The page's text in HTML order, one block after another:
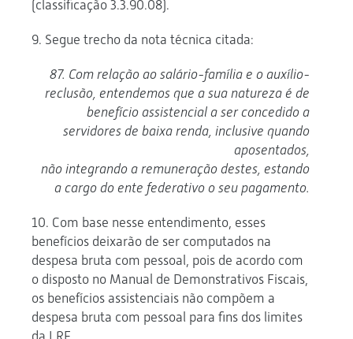
(classificação 3.3.90.08).
9. Segue trecho da nota técnica citada:
87. Com relação ao salário-família e o auxílio-
reclusão, entendemos que a sua natureza é de
benefício assistencial a ser concedido a
servidores de baixa renda, inclusive quando
aposentados,
não integrando a remuneração destes, estando
a cargo do ente federativo o seu pagamento.
10. Com base nesse entendimento, esses
benefícios deixarão de ser computados na
despesa bruta com pessoal, pois de acordo com
o disposto no Manual de Demonstrativos Fiscais,
os benefícios assistenciais não compõem a
despesa bruta com pessoal para fins dos limites